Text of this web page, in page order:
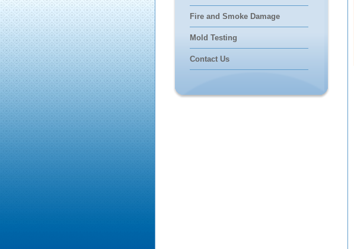
Fire and Smoke Damage
Mold Testing
Contact Us